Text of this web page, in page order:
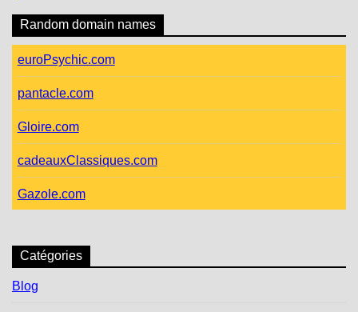
Random domain names
euroPsychic.com
pantacle.com
Gloire.com
cadeauxClassiques.com
Gazole.com
Catégories
Blog